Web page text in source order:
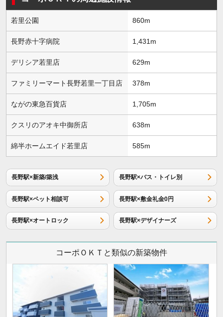
若里公園 860m
長野赤十字病院 1,431m
デリシア若里店 629m
ファミリーマート長野若里一丁目店 378m
ながの東急百貨店 1,705m
クスリのアオキ中御所店 638m
綿半ホームエイド若里店 585m
長野駅×新築/築浅 長野駅×バス・トイレ別
長野駅×ペット相談可 長野駅×敷金礼金0円
長野駅×オートロック 長野駅×デザイナーズ
コーポＯＫＴと類似の新築物件